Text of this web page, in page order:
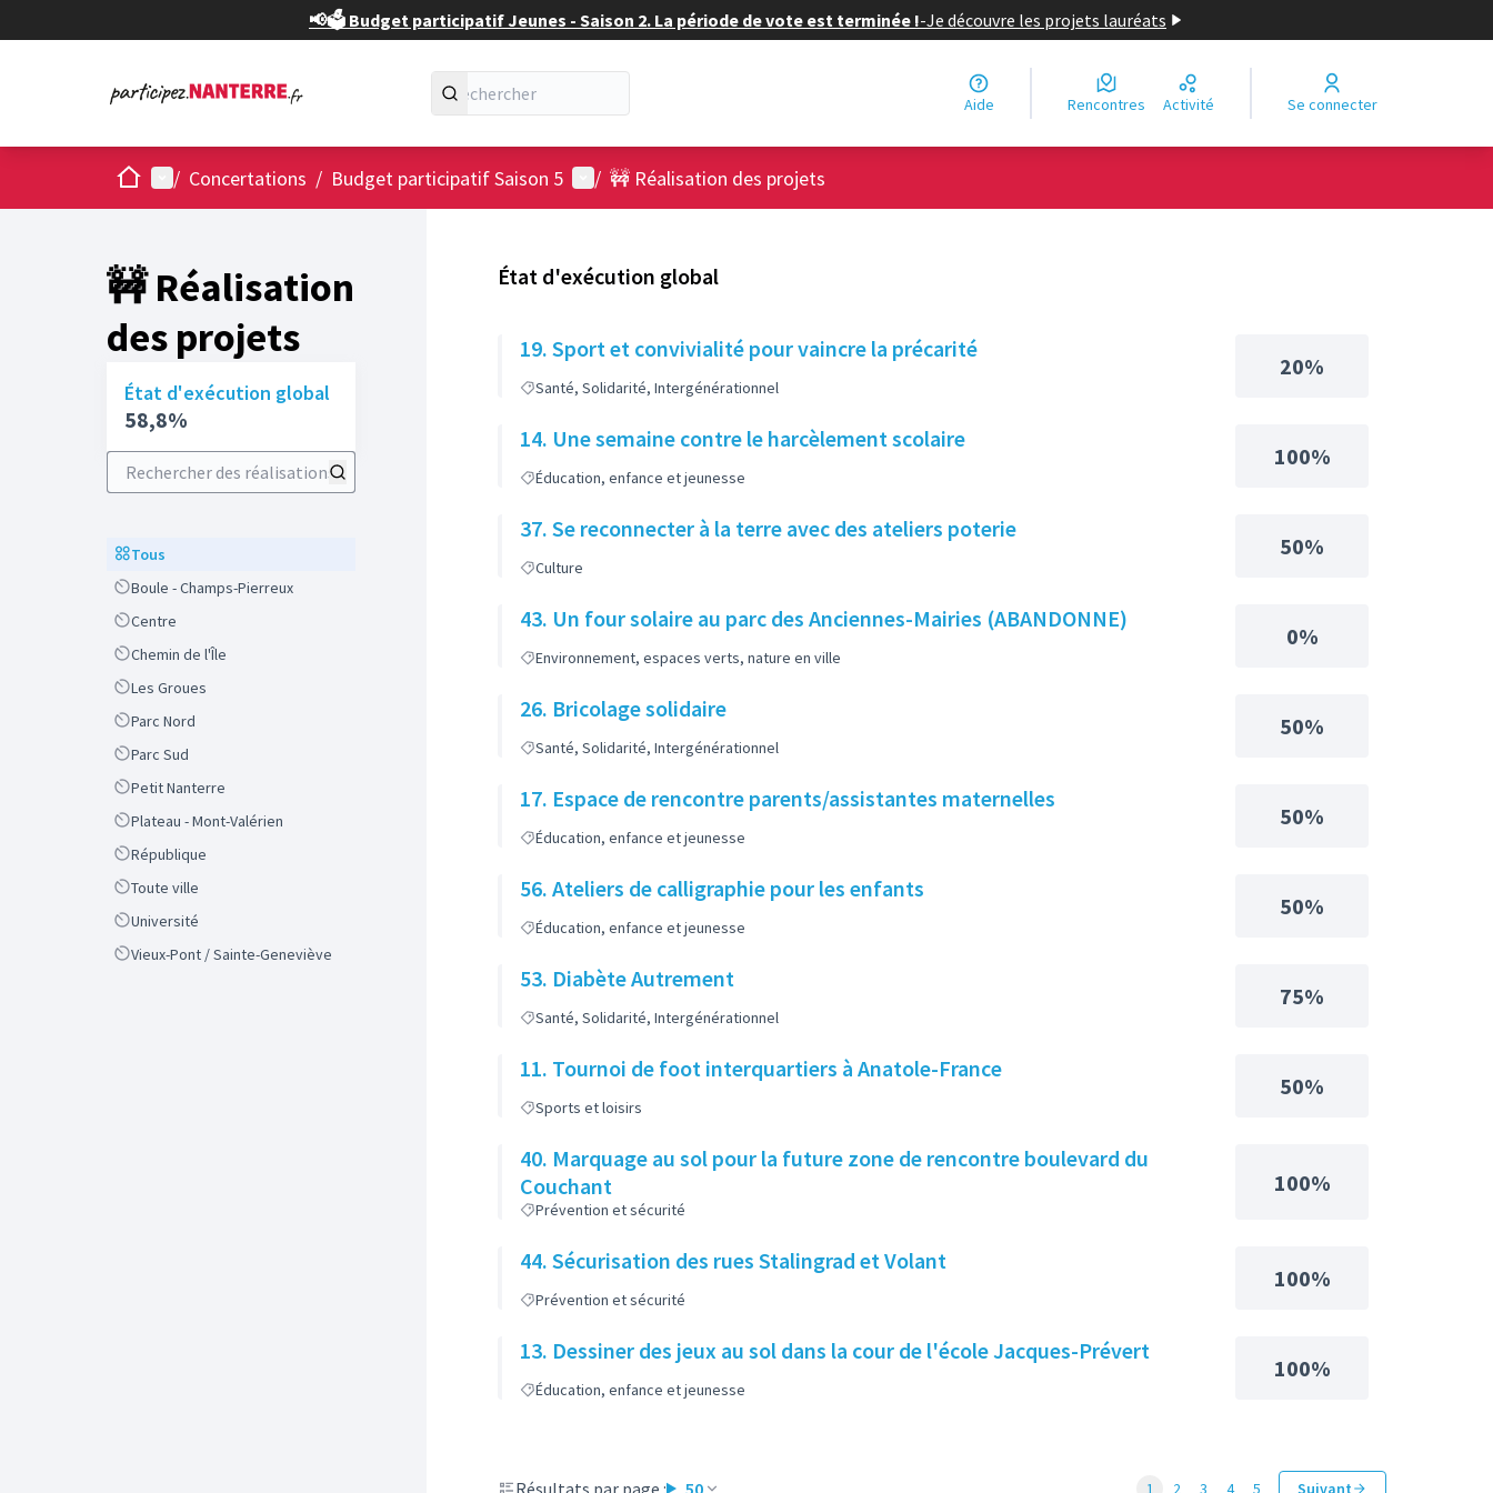
📢🗳️ Budget participatif Jeunes - Saison 2. La période de vote est terminée !-Je découvre les projets lauréats
Aide Rencontres Activité Se connecter
AccueilMenu principal
/ Concertations / Budget participatif Saison 5 Menu utilisateur
/ 🚧 Réalisation des projets
🚧 Réalisation
des projets
État d'exécution global
58,8%
Rechercher des réalisations
ScopeTous
ScopeBoule - Champs-Pierreux
ScopeCentre
ScopeChemin de l'Île
ScopeLes Groues
ScopeParc Nord
ScopeParc Sud
ScopePetit Nanterre
ScopePlateau - Mont-Valérien
ScopeRépublique
ScopeToute ville
ScopeUniversité
ScopeVieux-Pont / Sainte-Geneviève
État d'exécution global
19. Sport et convivialité pour vaincre la précarité
Santé, Solidarité, Intergénérationnel
20%
14. Une semaine contre le harcèlement scolaire
Éducation, enfance et jeunesse
100%
37. Se reconnecter à la terre avec des ateliers poterie
Culture
50%
43. Un four solaire au parc des Anciennes-Mairies (ABANDONNE)
Environnement, espaces verts, nature en ville
0%
26. Bricolage solidaire
Santé, Solidarité, Intergénérationnel
50%
17. Espace de rencontre parents/assistantes maternelles
Éducation, enfance et jeunesse
50%
56. Ateliers de calligraphie pour les enfants
Éducation, enfance et jeunesse
50%
53. Diabète Autrement
Santé, Solidarité, Intergénérationnel
75%
11. Tournoi de foot interquartiers à Anatole-France
Sports et loisirs
50%
40. Marquage au sol pour la future zone de rencontre boulevard du
Couchant
Prévention et sécurité
100%
44. Sécurisation des rues Stalingrad et Volant
Prévention et sécurité
100%
13. Dessiner des jeux au sol dans la cour de l'école Jacques-Prévert
Éducation, enfance et jeunesse
100%
Résultats par page : 50 1 2 3 4 5 Suivant